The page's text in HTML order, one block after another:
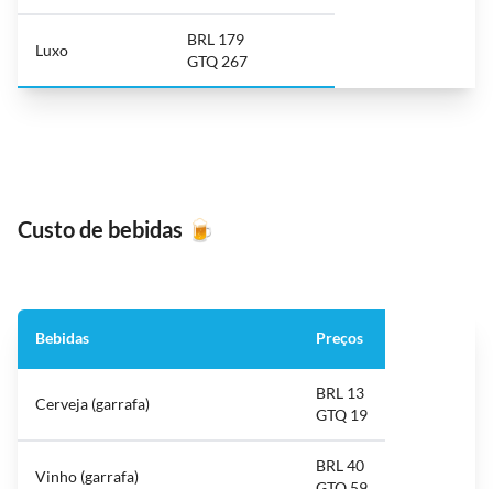
Luxo
BRL 179
GTQ 267
Custo de bebidas 🍺
Bebidas Preços
Cerveja (garrafa)
BRL 13
GTQ 19
Vinho (garrafa)
BRL 40